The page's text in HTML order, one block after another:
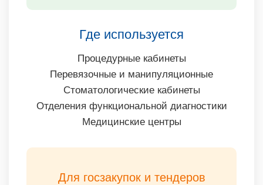
Где используется
Процедурные кабинеты
Перевязочные и манипуляционные
Стоматологические кабинеты
Отделения функциональной диагностики
Медицинские центры
Для госзакупок и тендеров